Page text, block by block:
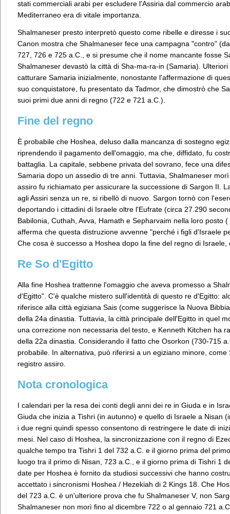
stati commerciali arabi per escludere l'Assiria dal commercio
Mediterraneo era di vitale importanza.
Shalmaneser presto interpretò questo come ribelle e diresse i
Canon mostra che Shalmaneser fece una campagna "contro"
727, 726 e 725 a.C., e si presume che il nome mancante fosse
Shalmaneser devastò la città di Sha-ma-ra-in (Samaria).
catturare Samaria inizialmente, nonostante l'affermazione di
suo conquistatore, fu presentato da Tadmor, che dimostrò che
suoi primi due anni di regno (722 e 721 a.C.).
Fine del regno
È probabile che Hoshea, deluso dalla mancanza di sostegno
riprendendo il pagamento dell'omaggio, ma che, diffidato, fu
battaglia. La capitale, sebbene privata del sovrano, fece una
Samaria dopo un assedio di tre anni. Tuttavia, Shalmaneser
assiro fu richiamato per assicurare la successione di Sargon II.
agli Assiri senza un re, si ribellò di nuovo. Sargon tornò con
deportando i cittadini di Israele oltre l'Eufrate (circa 27.290
Babilonia, Cuthah, Avva, Hamath e Sepharvaim nella loro posto (
afferma che questa distruzione avvenne "perché i figli d'Israele
Che cosa è successo a Hoshea dopo la fine del regno di
Re So d'Egitto
Alla fine Hoshea trattenne l'omaggio che aveva promesso a
d'Egitto". C'è qualche mistero sull'identità di questo re d'Egitto:
riferisce alla città egiziana Sais (come suggerisce la Nuova
della 24a dinastia. Tuttavia, la città principale dell'Egitto in quel
una correzione non necessaria del testo, e Kenneth Kitchen ha
della 22a dinastia. Considerando il fatto che Osorkon (730-715
probabile. In alternativa, può riferirsi a un egiziano minore,
registro assiro.
Nota cronologica
I calendari per la resa dei conti degli anni dei re in Giuda e in
Giuda che inizia a Tishri (in autunno) e quello di Israele a Nisan
i due regni quindi spesso consentono di restringere le date di
mesi. Nel caso di Hoshea, la sincronizzazione con il regno di
qualche tempo tra Tishri 1 del 732 a.C. e il giorno prima del
luogo tra il primo di Nisan, 723 a.C., e il giorno prima di Tishri 1
date per Hoshea è fornito da studiosi successivi che hanno
accettato i sincronismi Hoshea / Hezekiah di 2 Kings 18. Che
del 723 a.C. è un'ulteriore prova che fu Shalmaneser V, non
Shalmaneser non morì fino al dicembre 722 o al gennaio 721